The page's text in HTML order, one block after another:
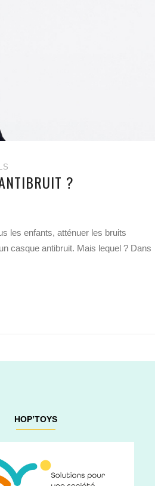
?
les enfants, atténuer les bruits
casque antibruit. Mais lequel ? Dans
HOP’TOYS